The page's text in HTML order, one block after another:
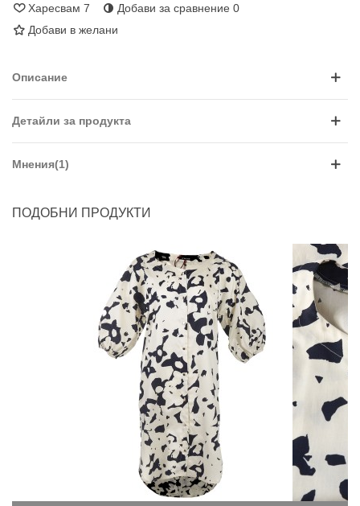
Харесвам 7 Добави за сравнение 0
Добави в желани
Описание
Детайли за продукта
Мнения(1)
ПОДОБНИ ПРОДУКТИ